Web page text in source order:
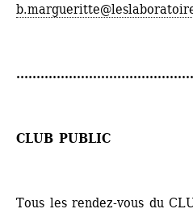
CLUB PUBLIC
Tous les rendez-vous du